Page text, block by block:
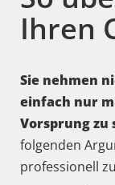
Ihren
Sie nehmen
einfach nur
Vorsprung zu
folgenden
professionell